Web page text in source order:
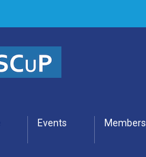
Events Members